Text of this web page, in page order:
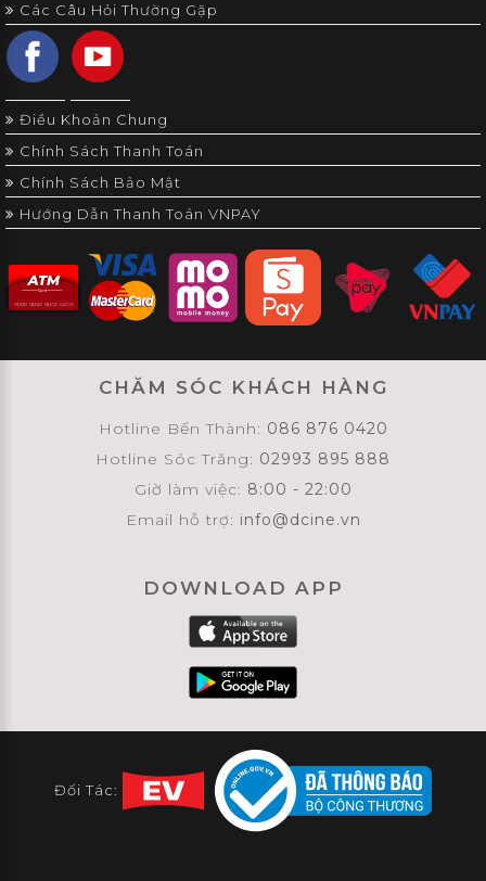
Các Câu Hỏi Thường Gặp
Điều Khoản Chung
Chính Sách Thanh Toán
Chính Sách Bảo Mật
Hướng Dẫn Thanh Toán VNPAY
CHĂM SÓC KHÁCH HÀNG
Hotline Bến Thành: 086 876 0420
Hotline Sóc Trăng: 02993 895 888
Giờ làm việc: 8:00 - 22:00
Email hỗ trợ: info@dcine.vn
DOWNLOAD APP
Đối Tác: